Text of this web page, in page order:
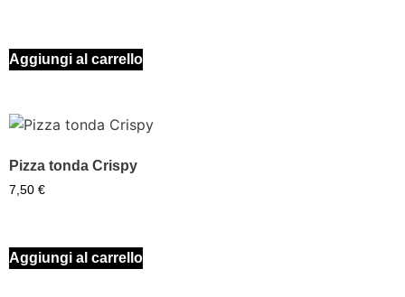
Aggiungi al carrello
Pizza tonda Crispy
7,50 €
Aggiungi al carrello